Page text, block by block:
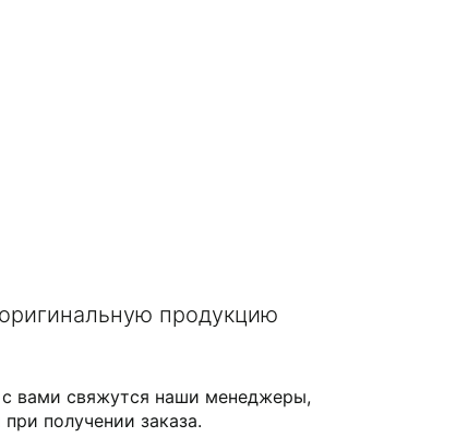
продукцию
с вами свяжутся наши менеджеры,
получении заказа.